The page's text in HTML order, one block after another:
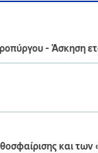
- Άσκηση
και